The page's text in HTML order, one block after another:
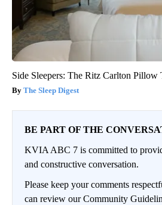
Side Sleepers: The Ritz Carlton
The Sleep Digest
BE PART OF THE
KVIA ABC 7 is committed to
and constructive conversation.
Please keep your comments
can review our Community